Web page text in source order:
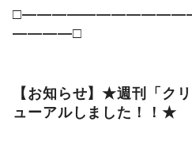
――――□
【お知らせ】★週刊「ク
ューアルしました！！★